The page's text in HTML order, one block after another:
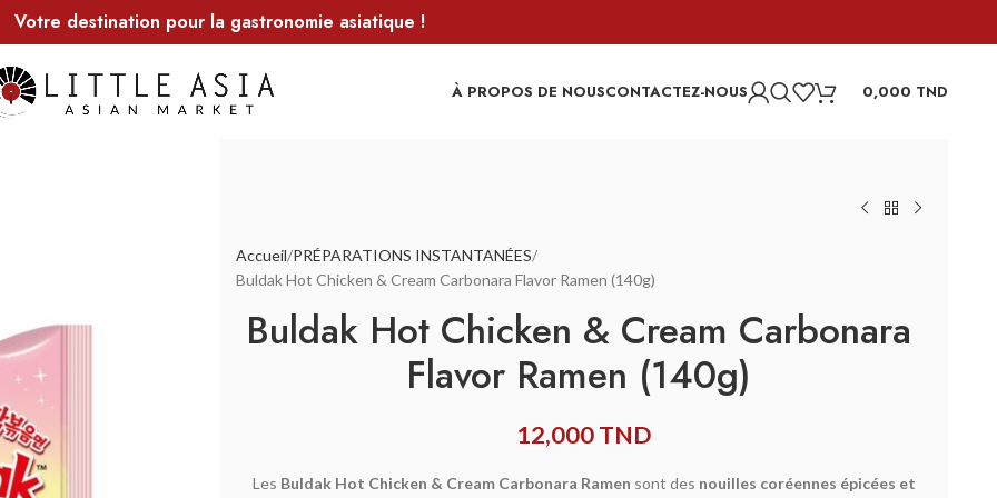
Votre destination pour la gastronomie asiatique !
À PROPOS DE NOUSCONTACTEZ-NOUS 0,000 TND
Accueil PRÉPARATIONS INSTANTANÉES
Buldak Hot Chicken & Cream Carbonara Flavor Ramen (140g)
Buldak Hot Chicken & Cream Carbonara
Flavor Ramen (140g)
12,000TND
Les Buldak Hot Chicken & Cream Carbonara Ramen sont des nouilles coréennes épicées et